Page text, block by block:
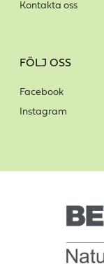
Kontakta oss
FÖLJ OSS
Facebook
Instagram